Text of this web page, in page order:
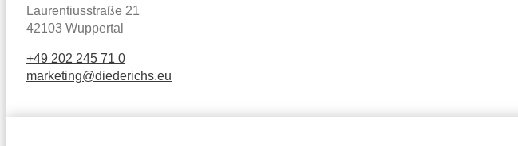
Laurentiusstraße 21
42103 Wuppertal
+49 202 245 71 0
marketing@diederichs.eu